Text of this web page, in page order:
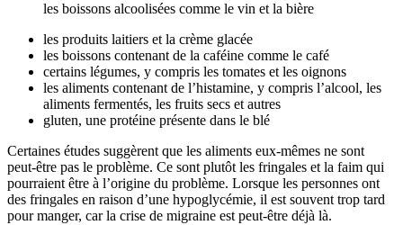
les boissons alcoolisées comme le vin et la bière
les produits laitiers et la crème glacée
les boissons contenant de la caféine comme le café
certains légumes, y compris les tomates et les oignons
les aliments contenant de l’histamine, y compris l’alcool, les
aliments fermentés, les fruits secs et autres
gluten, une protéine présente dans le blé
Certaines études suggèrent que les aliments eux-mêmes ne sont
peut-être pas le problème. Ce sont plutôt les fringales et la faim qui
pourraient être à l’origine du problème. Lorsque les personnes ont
des fringales en raison d’une hypoglycémie, il est souvent trop tard
pour manger, car la crise de migraine est peut-être déjà là.